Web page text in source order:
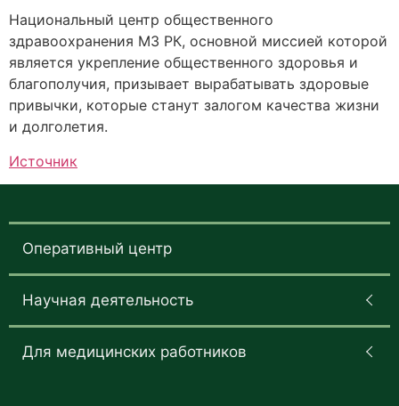
Национальный центр общественного
здравоохранения МЗ РК, основной миссией которой
является укрепление общественного здоровья и
благополучия, призывает вырабатывать здоровые
привычки, которые станут залогом качества жизни
и долголетия.
Источник
Оперативный центр
Научная деятельность
Для медицинских работников